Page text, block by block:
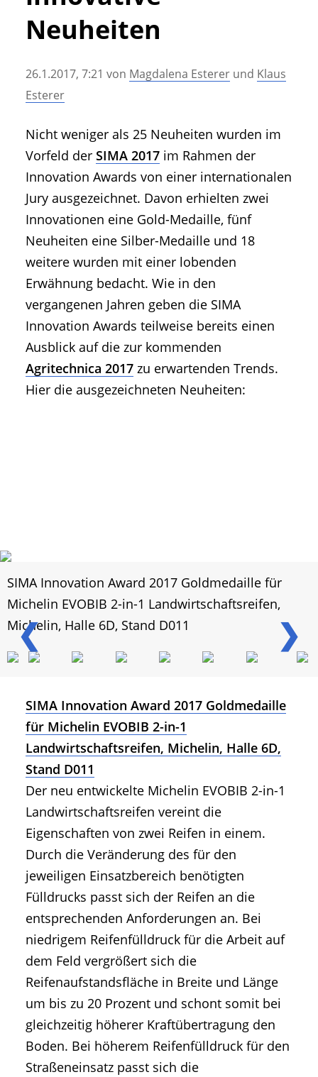
• Messen und Veranstaltungen
• Agritechnica Neuheiten Archiv
• Artikel nach Hersteller/Marke
Neuheiten
26.1.2017, 7:21 von Magdalena Esterer und Klaus
Esterer
Nicht weniger als 25 Neuheiten wurden im
Vorfeld der SIMA 2017 im Rahmen der
Innovation Awards von einer internationalen
Jury ausgezeichnet. Davon erhielten zwei
Innovationen eine Gold-Medaille, fünf
Neuheiten eine Silber-Medaille und 18
weitere wurden mit einer lobenden
Erwähnung bedacht. Wie in den
vergangenen Jahren geben die SIMA
Innovation Awards teilweise bereits einen
Ausblick auf die zur kommenden
Agritechnica 2017 zu erwartenden Trends.
Hier die ausgezeichneten Neuheiten:
❮ ❯
SIMA Innovation Award 2017 Goldmedaille für
Michelin EVOBIB 2-in-1 Landwirtschaftsreifen,
Michelin, Halle 6D, Stand D011
SIMA Innovation Award 2017 Goldmedaille
für Michelin EVOBIB 2-in-1
Landwirtschaftsreifen, Michelin, Halle 6D,
Stand D011
Der neu entwickelte Michelin EVOBIB 2-in-1
Landwirtschaftsreifen vereint die
Eigenschaften von zwei Reifen in einem.
Durch die Veränderung des für den
jeweiligen Einsatzbereich benötigten
Fülldrucks passt sich der Reifen an die
entsprechenden Anforderungen an. Bei
niedrigem Reifenfülldruck für die Arbeit auf
dem Feld vergrößert sich die
Reifenaufstandsfläche in Breite und Länge
um bis zu 20 Prozent und schont somit bei
gleichzeitig höherer Kraftübertragung den
Boden. Bei höherem Reifenfülldruck für den
Straßeneinsatz passt sich die